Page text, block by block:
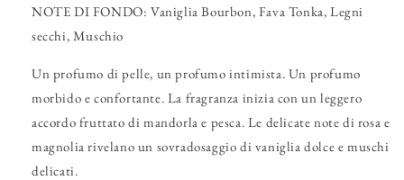
NOTE DI FONDO: Vaniglia Bourbon, Fava Tonka, Legni
secchi, Muschio
Un profumo di pelle, un profumo intimista. Un profumo
morbido e confortante. La fragranza inizia con un leggero
accordo fruttato di mandorla e pesca. Le delicate note di rosa e
magnolia rivelano un sovradosaggio di vaniglia dolce e muschi
delicati.